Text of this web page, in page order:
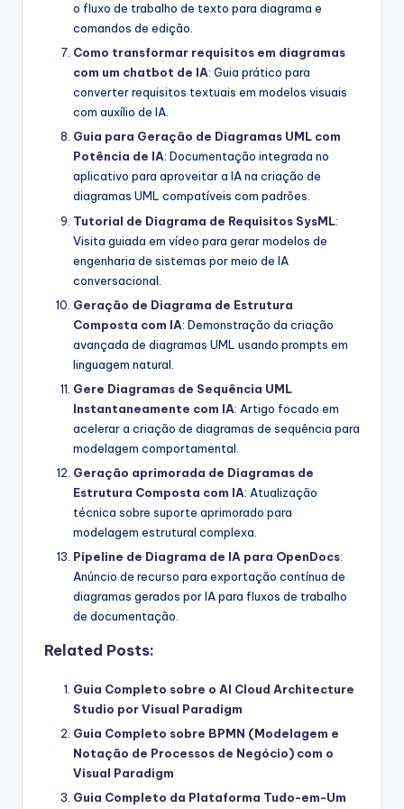
o fluxo de trabalho de texto para diagrama e
comandos de edição.
Como transformar requisitos em diagramas
com um chatbot de IA: Guia prático para
converter requisitos textuais em modelos visuais
com auxílio de IA.
Guia para Geração de Diagramas UML com
Potência de IA: Documentação integrada no
aplicativo para aproveitar a IA na criação de
diagramas UML compatíveis com padrões.
Tutorial de Diagrama de Requisitos SysML:
Visita guiada em vídeo para gerar modelos de
engenharia de sistemas por meio de IA
conversacional.
Geração de Diagrama de Estrutura
Composta com IA: Demonstração da criação
avançada de diagramas UML usando prompts em
linguagem natural.
Gere Diagramas de Sequência UML
Instantaneamente com IA: Artigo focado em
acelerar a criação de diagramas de sequência para
modelagem comportamental.
Geração aprimorada de Diagramas de
Estrutura Composta com IA: Atualização
técnica sobre suporte aprimorado para
modelagem estrutural complexa.
Pipeline de Diagrama de IA para OpenDocs:
Anúncio de recurso para exportação contínua de
diagramas gerados por IA para fluxos de trabalho
de documentação.
Related Posts:
Guia Completo sobre o AI Cloud Architecture
Studio por Visual Paradigm
Guia Completo sobre BPMN (Modelagem e
Notação de Processos de Negócio) com o
Visual Paradigm
Guia Completo da Plataforma Tudo-em-Um